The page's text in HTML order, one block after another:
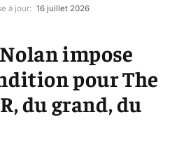
à jour: 16 juillet 2026
impose
pour The
du grand, du